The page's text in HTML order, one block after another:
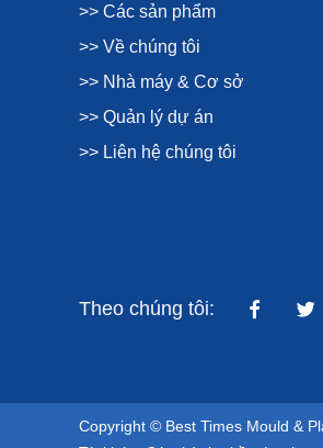
>> Các sản phẩm
>> Về chúng tôi
>> Nhà máy & Cơ sở
>> Quản lý dự án
>> Liên hệ chúng tôi
Theo chúng tôi:
Copyright © Best Times Mould &